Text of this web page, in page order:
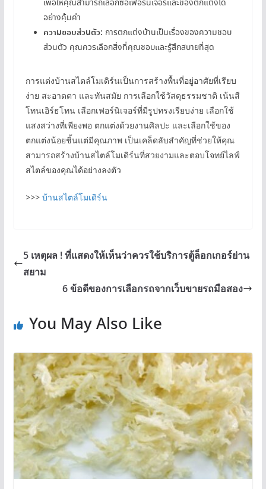
เพื่อให้คุณสามารถเลือกซื้อเฟอร์นิเจอร์และของตกแต่งได้
อย่างคุ้มค่า
ความชอบส่วนตัว: การตกแต่งบ้านเป็นเรื่องของความชอบ
ส่วนตัว คุณควรเลือกสิ่งที่คุณชอบและรู้สึกสบายที่สุด
การแต่งบ้านสไตล์โมเดิร์นเป็นการสร้างพื้นที่อยู่อาศัยที่เรียบ
ง่าย สะอาดตา และทันสมัย การเลือกใช้วัสดุธรรมชาติ เน้นสี
โทนเอิร์ธโทน เลือกเฟอร์นิเจอร์ที่มีรูปทรงเรียบง่าย เลือกใช้
แสงสว่างที่เพียงพอ ตกแต่งด้วยงานศิลปะ และเลือกใช้ของ
ตกแต่งน้อยชิ้นแต่มีคุณภาพ เป็นเคล็ดลับสำคัญที่ช่วยให้คุณ
สามารถสร้างบ้านสไตล์โมเดิร์นที่สวยงามและตอบโจทย์ไลฟ์
สไตล์ของคุณได้อย่างลงตัว
>>> บ้านสไตล์โมเดิร์น
5 เหตุผล ! ที่แสดงให้เห็นว่าควรใช้บริการตู้ล็อกเกอร์ย่าน
สยาม
6 ข้อดีของการเลือกรถจากเว็บขายรถมือสอง
You May Also Like